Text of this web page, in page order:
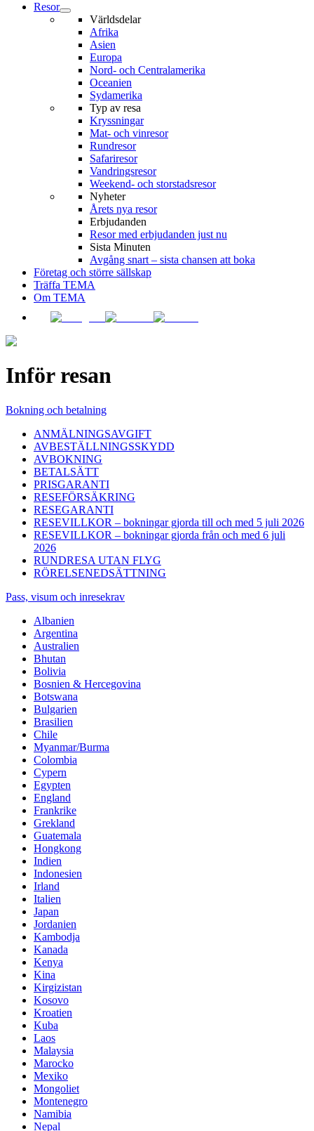
Resor
Världsdelar
Afrika
Asien
Europa
Nord- och Centralamerika
Oceanien
Sydamerika
Typ av resa
Kryssningar
Mat- och vinresor
Rundresor
Safariresor
Vandringsresor
Weekend- och storstadsresor
Nyheter
Årets nya resor
Erbjudanden
Resor med erbjudanden just nu
Sista Minuten
Avgång snart – sista chansen att boka
Företag och större sällskap
Träffa TEMA
Om TEMA
Inför resan
Bokning och betalning
ANMÄLNINGSAVGIFT
AVBESTÄLLNINGSSKYDD
AVBOKNING
BETALSÄTT
PRISGARANTI
RESEFÖRSÄKRING
RESEGARANTI
RESEVILLKOR – bokningar gjorda till och med 5 juli 2026
RESEVILLKOR – bokningar gjorda från och med 6 juli
2026
RUNDRESA UTAN FLYG
RÖRELSENEDSÄTTNING
Pass, visum och inresekrav
Albanien
Argentina
Australien
Bhutan
Bolivia
Bosnien & Hercegovina
Botswana
Bulgarien
Brasilien
Chile
Myanmar/Burma
Colombia
Cypern
Egypten
England
Frankrike
Grekland
Guatemala
Hongkong
Indien
Indonesien
Irland
Italien
Japan
Jordanien
Kambodja
Kanada
Kenya
Kina
Kirgizistan
Kosovo
Kroatien
Kuba
Laos
Malaysia
Marocko
Mexiko
Mongoliet
Montenegro
Namibia
Nepal